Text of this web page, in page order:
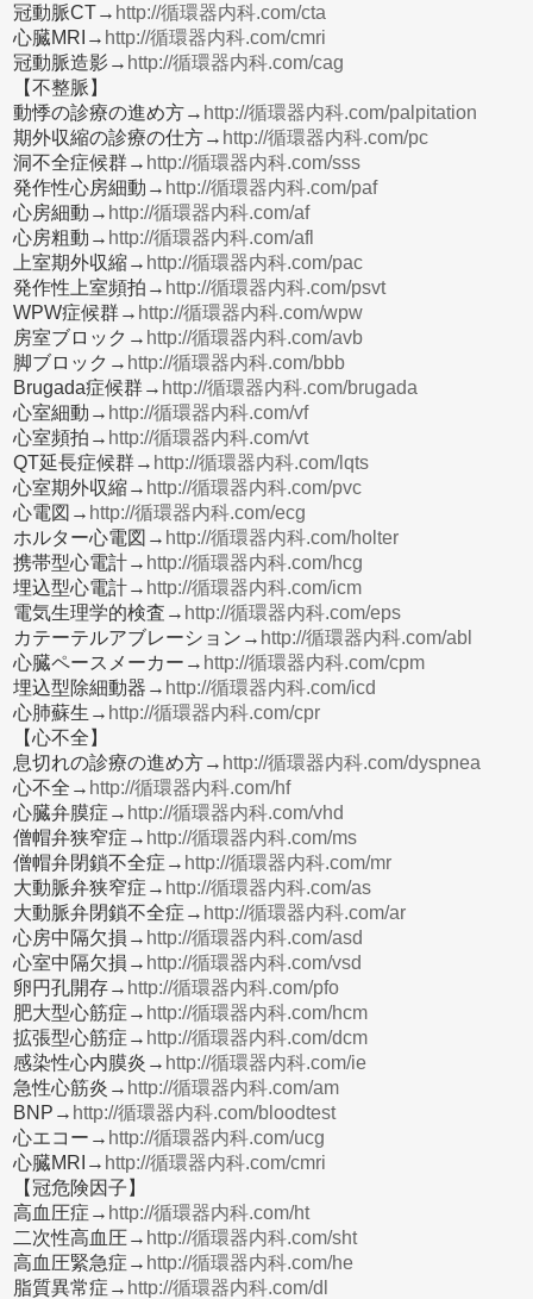
冠動脈CT→ http://循環器内科.com/cta
心臓MRI→ http://循環器内科.com/cmri
冠動脈造影→ http://循環器内科.com/cag
【不整脈】
動悸の診療の進め方→ http://循環器内科.com/palpitation
期外収縮の診療の仕方→ http://循環器内科.com/pc
洞不全症候群→ http://循環器内科.com/sss
発作性心房細動→ http://循環器内科.com/paf
心房細動→ http://循環器内科.com/af
心房粗動→ http://循環器内科.com/afl
上室期外収縮→ http://循環器内科.com/pac
発作性上室頻拍→ http://循環器内科.com/psvt
WPW症候群→ http://循環器内科.com/wpw
房室ブロック→ http://循環器内科.com/avb
脚ブロック→ http://循環器内科.com/bbb
Brugada症候群→ http://循環器内科.com/brugada
心室細動→ http://循環器内科.com/vf
心室頻拍→ http://循環器内科.com/vt
QT延長症候群→ http://循環器内科.com/lqts
心室期外収縮→ http://循環器内科.com/pvc
心電図→ http://循環器内科.com/ecg
ホルター心電図→ http://循環器内科.com/holter
携帯型心電計→ http://循環器内科.com/hcg
埋込型心電計→ http://循環器内科.com/icm
電気生理学的検査→ http://循環器内科.com/eps
カテーテルアブレーション→ http://循環器内科.com/abl
心臓ペースメーカー→ http://循環器内科.com/cpm
埋込型除細動器→ http://循環器内科.com/icd
心肺蘇生→ http://循環器内科.com/cpr
【心不全】
息切れの診療の進め方→ http://循環器内科.com/dyspnea
心不全→ http://循環器内科.com/hf
心臓弁膜症→ http://循環器内科.com/vhd
僧帽弁狭窄症→ http://循環器内科.com/ms
僧帽弁閉鎖不全症→ http://循環器内科.com/mr
大動脈弁狭窄症→ http://循環器内科.com/as
大動脈弁閉鎖不全症→ http://循環器内科.com/ar
心房中隔欠損→ http://循環器内科.com/asd
心室中隔欠損→ http://循環器内科.com/vsd
卵円孔開存→ http://循環器内科.com/pfo
肥大型心筋症→ http://循環器内科.com/hcm
拡張型心筋症→ http://循環器内科.com/dcm
感染性心内膜炎→ http://循環器内科.com/ie
急性心筋炎→ http://循環器内科.com/am
BNP→ http://循環器内科.com/bloodtest
心エコー→ http://循環器内科.com/ucg
心臓MRI→ http://循環器内科.com/cmri
【冠危険因子】
高血圧症→ http://循環器内科.com/ht
二次性高血圧→ http://循環器内科.com/sht
高血圧緊急症→ http://循環器内科.com/he
脂質異常症→ http://循環器内科.com/dl